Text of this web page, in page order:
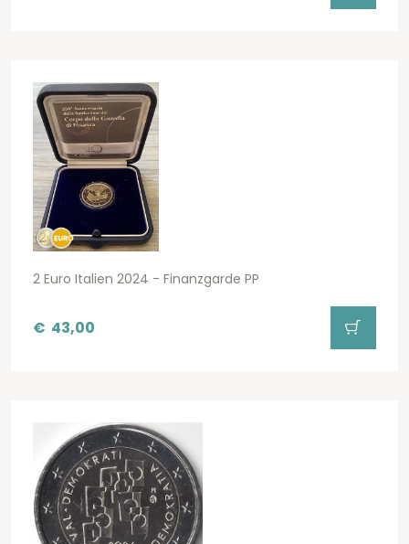
2 Euro Italien 2024 - Finanzgarde PP
€ 43,00